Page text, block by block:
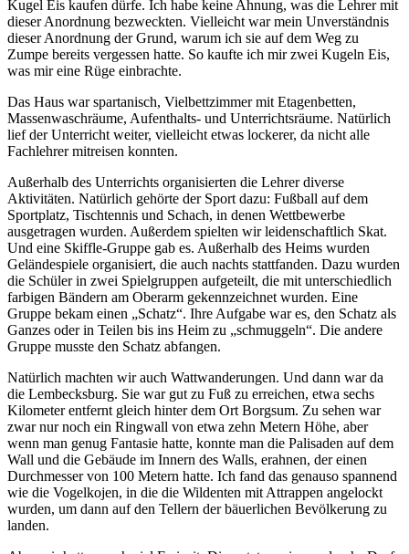
Kugel Eis kaufen dürfe. Ich habe keine Ahnung, was die Lehrer mit
dieser Anordnung bezweckten. Vielleicht war mein Unverständnis
dieser Anordnung der Grund, warum ich sie auf dem Weg zu
Zumpe bereits vergessen hatte. So kaufte ich mir zwei Kugeln Eis,
was mir eine Rüge einbrachte.
Das Haus war spartanisch, Vielbettzimmer mit Etagenbetten,
Massenwaschräume, Aufenthalts- und Unterrichtsräume. Natürlich
lief der Unterricht weiter, vielleicht etwas lockerer, da nicht alle
Fachlehrer mitreisen konnten.
Außerhalb des Unterrichts organisierten die Lehrer diverse
Aktivitäten. Natürlich gehörte der Sport dazu: Fußball auf dem
Sportplatz, Tischtennis und Schach, in denen Wettbewerbe
ausgetragen wurden. Außerdem spielten wir leidenschaftlich Skat.
Und eine Skiffle-Gruppe gab es. Außerhalb des Heims wurden
Geländespiele organisiert, die auch nachts stattfanden. Dazu wurden
die Schüler in zwei Spielgruppen aufgeteilt, die mit unterschiedlich
farbigen Bändern am Oberarm gekennzeichnet wurden. Eine
Gruppe bekam einen
Schatz . Ihre Aufgabe war es, den Schatz als
Ganzes oder in Teilen bis ins Heim zu
schmuggeln . Die andere
Gruppe musste den Schatz abfangen.
Natürlich machten wir auch Wattwanderungen. Und dann war da
die Lembecksburg. Sie war gut zu Fuß zu erreichen, etwa sechs
Kilometer entfernt gleich hinter dem Ort Borgsum. Zu sehen war
zwar nur noch ein Ringwall von etwa zehn Metern Höhe, aber
wenn man genug Fantasie hatte, konnte man die Palisaden auf dem
Wall und die Gebäude im Innern des Walls, erahnen, der einen
Durchmesser von 100 Metern hatte. Ich fand das genauso spannend
wie die Vogelkojen, in die die Wildenten mit Attrappen angelockt
wurden, um dann auf den Tellern der bäuerlichen Bevölkerung zu
landen.